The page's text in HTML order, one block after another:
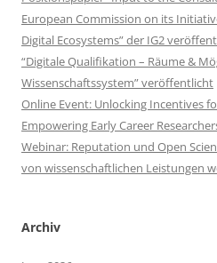
European Commission on its
Digital Ecosystems” der IG2
“Digitale Qualifikation – Räume &
Wissenschaftssystem” veröffentlicht
Online Event: Unlocking Incentives
Empowering Early Career
Webinar: Reputation und Open
von wissenschaftlichen Leistungen
Archiv